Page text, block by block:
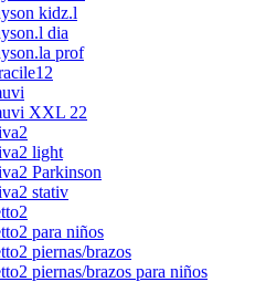
kidz.l
dia
prof
XXL 22
light
Parkinson
stativ
para niños
piernas/brazos
piernas/brazos para niños